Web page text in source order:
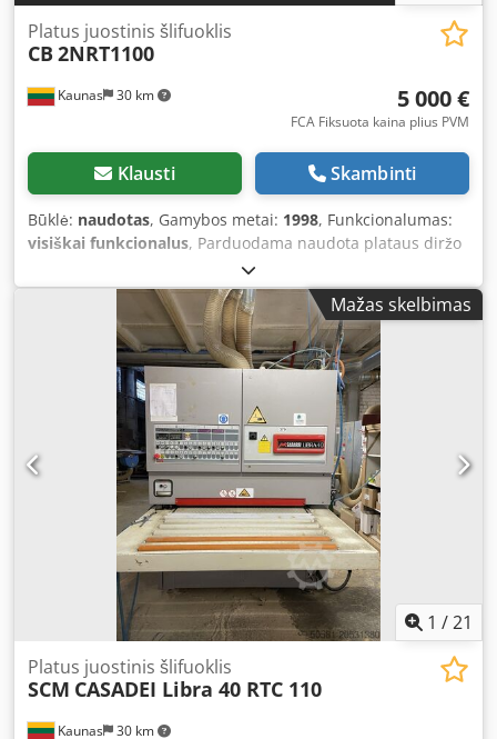
Kaunas 30 km
Platus juostinis šlifuoklis
CB 2NRT1100
5 000 €
FCA Fiksuota kaina plius PVM
Klausti Skambinti
Būklė: naudotas, Gamybos metai: 1998, Funkcionalumas:
visiškai funkcionalus, Parduodama naudota plataus diržo
šlifavimo staklė CB 2NRT1100! Galima įsigyti iš karto!
Pagaminimo metai: 1998 Darbinis plotis: 1100 mm
Kalibravimo blokas su guminiu voleliu Kombinuotas
agregatas su metaliniu voleliu ir padu Pneumatinė
osciliacija Pneumatinis padas 2 eiga Elemento storio
matuoklis Elektroninis medžiagos storio indikatorius
Dkjdpeya Ui Ejfx Ancjr
Mažas skelbimas
1 /21
Kaunas 30 km
Platus juostinis šlifuoklis
SCM CASADEI Libra 40 RTC 110